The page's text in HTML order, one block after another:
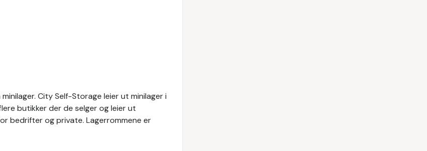
City Self-Storage leier ut minilager i
butikker der de selger og leier ut
bedrifter og private. Lagerrommene er